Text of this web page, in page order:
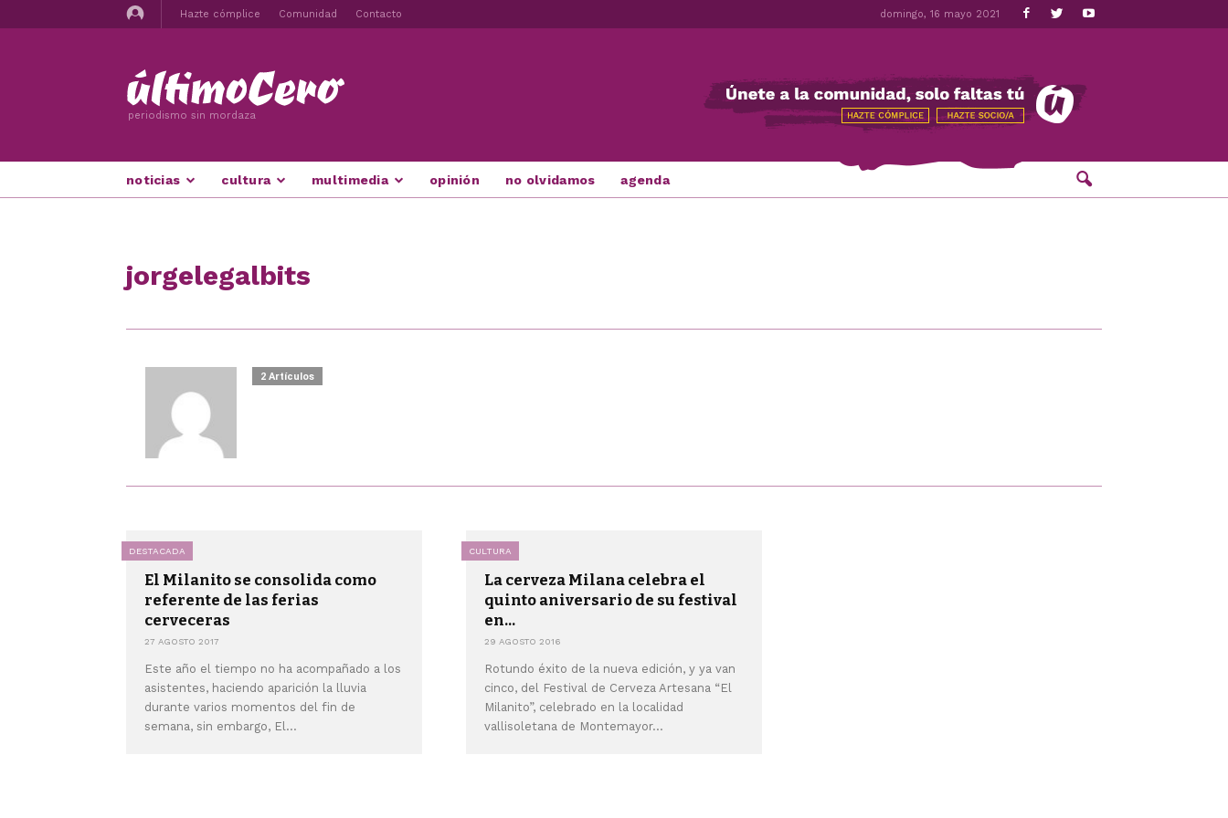
Hazte cómplice Comunidad Contacto domingo, 16 mayo 2021
periodismo sin mordaza
noticias cultura multimedia opinión no olvidamos agenda
jorgelegalbits
2 Artículos
DESTACADA
El Milanito se consolida como
referente de las ferias
cerveceras
27 AGOSTO 2017
Este año el tiempo no ha acompañado a los
asistentes, haciendo aparición la lluvia
durante varios momentos del fin de
semana, sin embargo, El...
CULTURA
La cerveza Milana celebra el
quinto aniversario de su festival
en...
29 AGOSTO 2016
Rotundo éxito de la nueva edición, y ya van
cinco, del Festival de Cerveza Artesana “El
Milanito”, celebrado en la localidad
vallisoletana de Montemayor...